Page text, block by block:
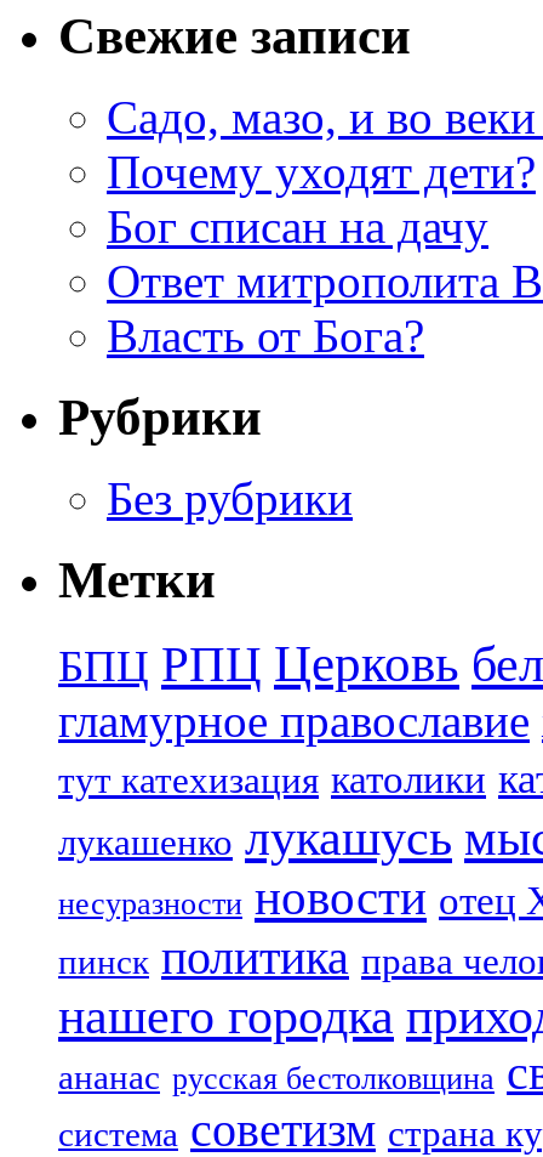
Свежие записи
Садо, мазо, и во веки
Почему уходят дети?
Бог списан на дачу
Ответ митрополита
Власть от Бога?
Рубрики
Без рубрики
Метки
БПЦ РПЦ Церковь
гламурное православие
тут катехизация католики
лукашенко лукашусь
несуразности новости отец
пинск политика права
нашего городка
ананас русская бестолковщина
система советизм страна